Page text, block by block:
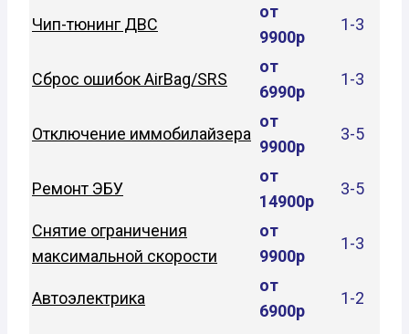
Чип-тюнинг ДВС
от
9900р
1-3
Сброс ошибок AirBag/SRS
от
6990р
1-3
Отключение иммобилайзера
от
9900р
3-5
Ремонт ЭБУ
от
14900р
3-5
Снятие ограничения
максимальной скорости
от
9900р
1-3
Автоэлектрика
от
6900р
1-2